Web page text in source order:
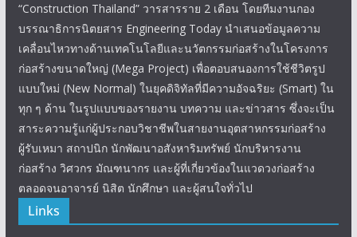
“Construction Thailand” วารสารราย 2 เดือน โดยทีมงานกอง
บรรณาธิการนิตยสาร Engineering Today นำเสนอข้อมูลความ
เคลื่อนไหวทางด้านเทคโนโลยีและนวัตกรรมก่อสร้างในโครงการ
ก่อสร้างขนาดใหญ่ (Mega Project) เพื่อตอบสนองการใช้ชีวิตรูป
แบบใหม่ (New Normal) ในยุคดิจิทัลที่มีความอัจฉริยะ (Smart) ใน
ทุก ๆ ด้าน ในรูปแบบของรายงาน บทความ และข่าวสาร ซึ่งจะเป็น
สาระความรู้แก่ผู้ประกอบวิชาชีพในสายงานอุตสาหกรรมก่อสร้าง
ผู้รับเหมา สถาปนิก นักพัฒนาอสังหาริมทรัพย์ นักบริหารงาน
ก่อสร้าง วิศวกร มัณฑนากร และผู้ที่เกี่ยวข้องในแวดวงก่อสร้าง
ตลอดจนอาจารย์ นิสิต นักศึกษา และผู้สนใจทั่วไป
Links